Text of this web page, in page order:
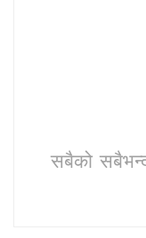
सबैको